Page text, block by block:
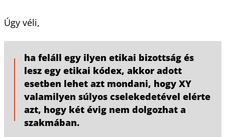
Úgy véli,
ha feláll egy ilyen etikai bizottság és
lesz egy etikai kódex, akkor adott
esetben lehet azt mondani, hogy XY
valamilyen súlyos cselekedetével elérte
azt, hogy két évig nem dolgozhat a
szakmában.